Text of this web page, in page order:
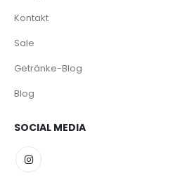
Kontakt
Sale
Getränke-Blog
Blog
SOCIAL MEDIA